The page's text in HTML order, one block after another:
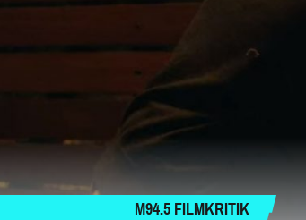
M94.5 FILMKRITIK